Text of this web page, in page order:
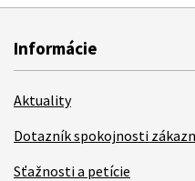
Informácie
Aktuality
Dotazník spokojnosti
Sťažnosti a petície